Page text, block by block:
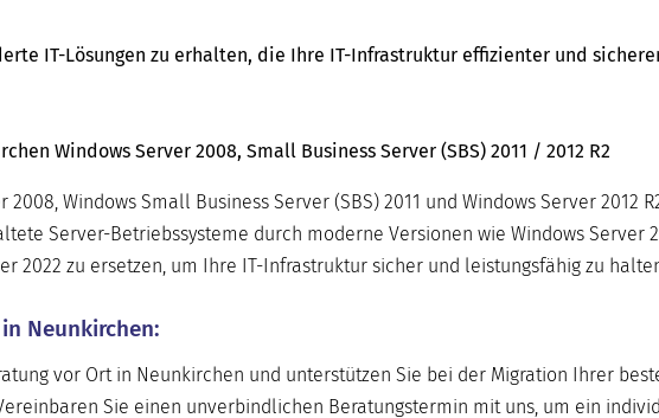
IT-Lösungen zu erhalten, die Ihre IT-Infrastruktur effizienter und
Windows Server 2008, Small Business Server (SBS) 2011 / 2012 R2
Windows Small Business Server (SBS) 2011 und Windows Server 2012
Server-Betriebssysteme durch moderne Versionen wie Windows Server
2022 zu ersetzen, um Ihre IT-Infrastruktur sicher und leistungsfähig zu
Neunkirchen:
vor Ort in Neunkirchen und unterstützen Sie bei der Migration Ihrer
Sie einen unverbindlichen Beratungstermin mit uns, um ein